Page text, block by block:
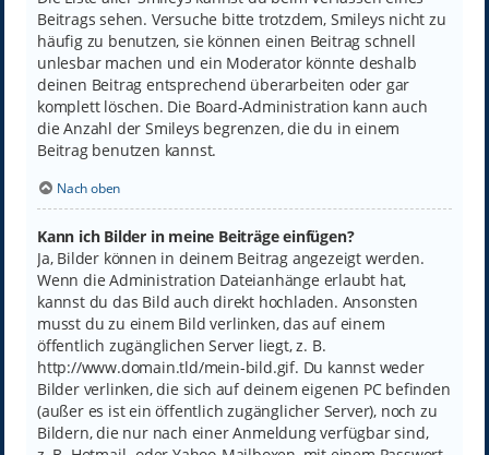
Beitrags sehen. Versuche bitte trotzdem, Smileys nicht zu
häufig zu benutzen, sie können einen Beitrag schnell
unlesbar machen und ein Moderator könnte deshalb
deinen Beitrag entsprechend überarbeiten oder gar
komplett löschen. Die Board-Administration kann auch
die Anzahl der Smileys begrenzen, die du in einem
Beitrag benutzen kannst.
Nach oben
Kann ich Bilder in meine Beiträge einfügen?
Ja, Bilder können in deinem Beitrag angezeigt werden.
Wenn die Administration Dateianhänge erlaubt hat,
kannst du das Bild auch direkt hochladen. Ansonsten
musst du zu einem Bild verlinken, das auf einem
öffentlich zugänglichen Server liegt, z. B.
http://www.domain.tld/mein-bild.gif. Du kannst weder
Bilder verlinken, die sich auf deinem eigenen PC befinden
(außer es ist ein öffentlich zugänglicher Server), noch zu
Bildern, die nur nach einer Anmeldung verfügbar sind,